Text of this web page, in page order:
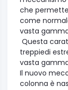
che
come
vasta
Questa
treppiedi
vasta
Il nuovo
colonna è